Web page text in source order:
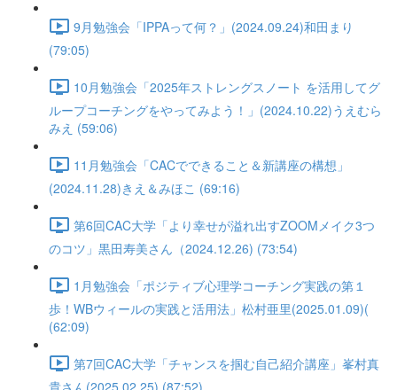
9月勉強会「IPPAって何？」(2024.09.24)和田まり
(79:05)
10月勉強会「2025年ストレングスノート を活用してグ
ループコーチングをやってみよう！」(2024.10.22)うえむら
みえ (59:06)
11月勉強会「CACでできること＆新講座の構想」
(2024.11.28)きえ＆みほこ (69:16)
第6回CAC大学「より幸せが溢れ出すZOOMメイク3つ
のコツ」黒田寿美さん（2024.12.26) (73:54)
1月勉強会「ポジティブ心理学コーチング実践の第１
歩！WBウィールの実践と活用法」松村亜里(2025.01.09)(
(62:09)
第7回CAC大学「チャンスを掴む自己紹介講座」峯村真
貴さん(2025.02.25) (87:52)